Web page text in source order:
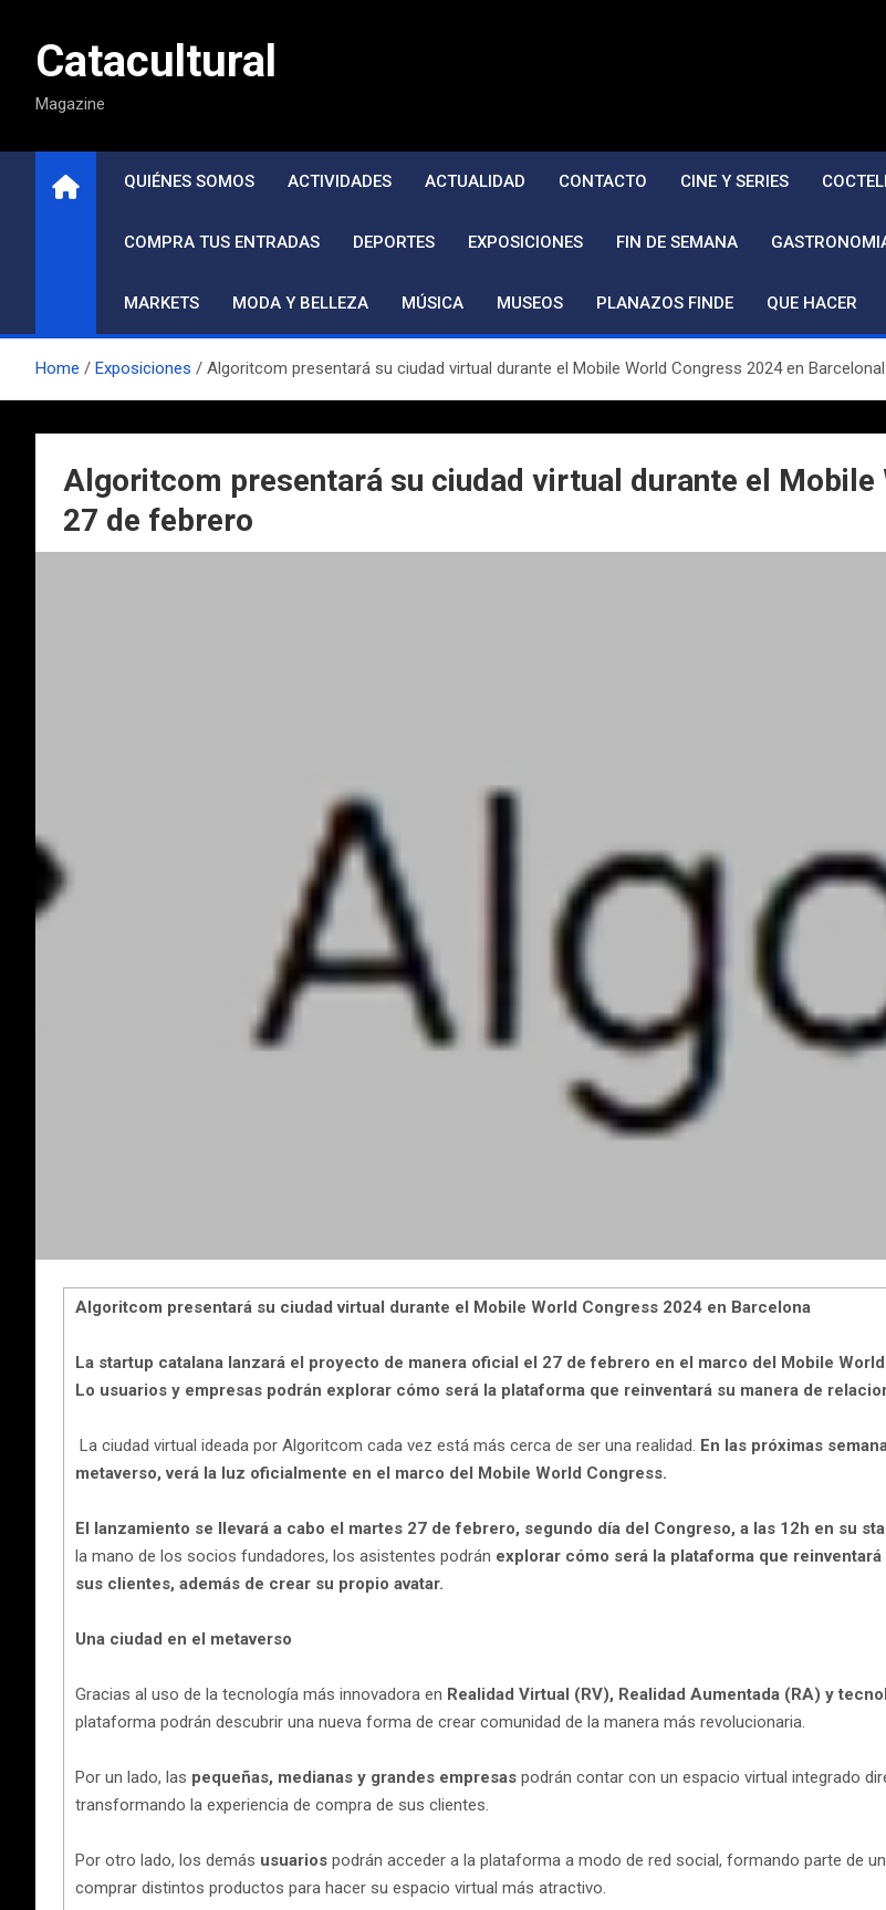
contenidoCatacultural
Magazine
QUIÉNES SOMOS ACTIVIDADES ACTUALIDAD CONTACTO CINE Y SERIES
COMPRA TUS ENTRADAS DEPORTES EXPOSICIONES FIN DE SEMANA
MARKETS MODA Y BELLEZA MÚSICA MUSEOS PLANAZOS FINDE QUE HACER
Home Exposiciones Algoritcom presentará su ciudad virtual durante el Mobile World Congress 2024 en
Algoritcom presentará su ciudad virtual durante el Mobile
27 de febrero
Algoritcom presentará su ciudad virtual durante el Mobile World Congress 2024 en Barcelona
La startup catalana lanzará el proyecto de manera oficial el 27 de febrero en el marco del Mobile
Lo usuarios y empresas podrán explorar cómo será la plataforma que reinventará su manera de
La ciudad virtual ideada por Algoritcom cada vez está más cerca de ser una realidad. En las próximas
metaverso, verá la luz oficialmente en el marco del Mobile World Congress.
El lanzamiento se llevará a cabo el martes 27 de febrero, segundo día del Congreso, a las 12h en su
la mano de los socios fundadores, los asistentes podrán explorar cómo será la plataforma que
sus clientes, además de crear su propio avatar.
Una ciudad en el metaverso
Gracias al uso de la tecnología más innovadora en Realidad Virtual (RV), Realidad Aumentada (RA) y
plataforma podrán descubrir una nueva forma de crear comunidad de la manera más revolucionaria.
Por un lado, las pequeñas, medianas y grandes empresas podrán contar con un espacio virtual integrado
transformando la experiencia de compra de sus clientes.
Por otro lado, los demás usuarios podrán acceder a la plataforma a modo de red social, formando parte de
comprar distintos productos para hacer su espacio virtual más atractivo.